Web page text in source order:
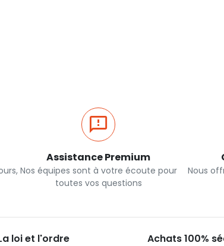
Assistance Premium
Nos équipes sont à votre écoute pour
toutes vos questions
Nous
loi et l'ordre Achats 100%